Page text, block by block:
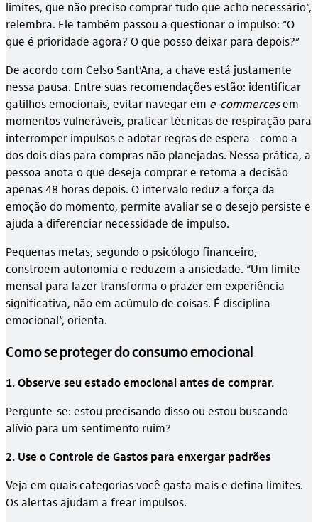
limites, que não preciso comprar tudo que acho necessário”,
relembra. Ele também passou a questionar o impulso: “O
que é prioridade agora? O que posso deixar para depois?”
De acordo com Celso Sant’Ana, a chave está justamente
nessa pausa. Entre suas recomendações estão: identificar
gatilhos emocionais, evitar navegar em e-commercesem
momentos vulneráveis, praticar técnicas de respiração para
interromper impulsos e adotar regras de espera - como a
dos dois dias para compras não planejadas. Nessa prática, a
pessoa anota o que deseja comprar e retoma a decisão
apenas 48 horas depois. O intervalo reduz a força da
emoção do momento, permite avaliar se o desejo persiste e
ajuda a diferenciar necessidade de impulso.
Pequenas metas, segundo o psicólogo financeiro,
constroem autonomia e reduzem a ansiedade. “Um limite
mensal para lazer transforma o prazer em experiência
significativa, não em acúmulo de coisas. É disciplina
emocional”, orienta.
Como se proteger do consumo emocional
1. Observe seu estado emocional antes de comprar.
Pergunte-se: estou precisando disso ou estou buscando
alívio para um sentimento ruim?
2. Use o Controle de Gastos para enxergar padrões
Veja em quais categorias você gasta mais e defina limites.
Os alertas ajudam a frear impulsos.